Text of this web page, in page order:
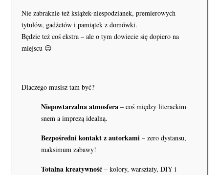
Nie zabraknie też książek-niespodzianek, premierowych
tytułów, gadżetów i pamiątek z domówki.
Będzie też coś ekstra – ale o tym dowiecie się dopiero na
miejscu 😉
Dlaczego musisz tam być?
Niepowtarzalna atmosfera – coś między literackim
snem a imprezą idealną.
Bezpośredni kontakt z autorkami – zero dystansu,
maksimum zabawy!
Totalna kreatywność – kolory, warsztaty, DIY i